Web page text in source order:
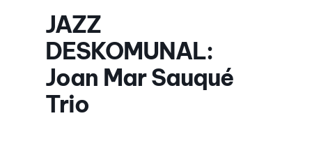
JAZZ
DESKOMUNAL:
Joan Mar Sauqué
Trio